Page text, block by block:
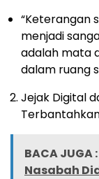
“Keterangan
menjadi
adalah mata
dalam ruang
Jejak Digital
BACA JUGA :
Nasabah